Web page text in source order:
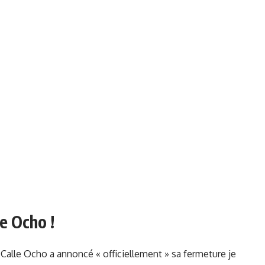
Ocho !
Ocho a annoncé « officiellement » sa fermeture je